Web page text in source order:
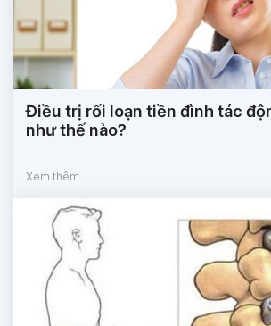
Điều trị rối loạn tiền đình tác
như thế nào?
Xem thêm